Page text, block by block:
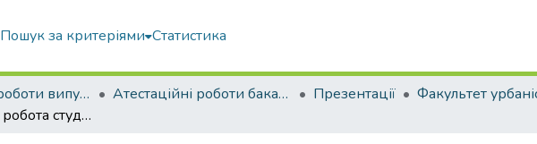
Пошук за критеріями Статистика
Атестаційні роботи випускників Атестаційні роботи бакалаврів Презентації
Атестаційна робота студента Варича Дмитра Олександровича